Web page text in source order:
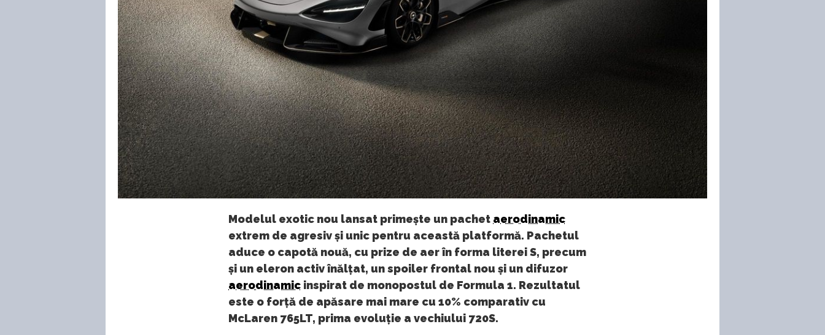
Modelul exotic nou lansat primește un pachet aerodinamic
extrem de agresiv și unic pentru această platformă. Pachetul
aduce o capotă nouă, cu prize de aer în forma literei S, precum
și un eleron activ înălțat, un spoiler frontal nou și un difuzor
aerodinamic inspirat de monopostul de Formula 1. Rezultatul
este o forță de apăsare mai mare cu 10% comparativ cu
McLaren 765LT, prima evoluție a vechiului 720S.